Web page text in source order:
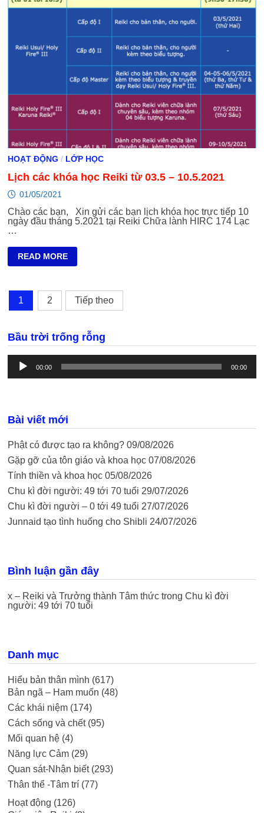
TỚI
HOẠT ĐỘNG / LỚP HỌC
Lịch các khóa học Reiki từ 03.5 – 10.5.2021
01/05/2021
Chào các bạn, Xin gửi các bạn lịch khóa học trực tiếp 10
ngày đầu tháng 5.2021 tại Reiki Chữa lành HIRC 174 Lạc
…
LỊCH
REIKI
TỪ
03.5
–
READ MORE
Phân
trang
bài
viết
1 2 Tiếp theo
Bầu trời trống rỗng
phát
âm
00:00 00:00
Bài viết mới
Phật có được tạo ra không? 09/08/2026
Gặp gỡ của tôn giáo và khoa học 07/08/2026
Tính thiền và khoa học 05/08/2026
Chu kì đời người: 49 tới 70 tuổi 29/07/2026
Chu kì đời người – 0 tới 49 tuổi 27/07/2026
Junnaid tạo tình huống cho Shibli 24/07/2026
Bình luận gần đây
x – Reiki và Trưởng thành Tâm thứctrong Chu kì đời
người: 49 tới 70 tuổi
Danh mục
Hiểu bản thân mình (617)
Bản ngã – Ham muốn (48)
Các khái niệm(174)
Cách sống và chết(95)
Mối quan hệ(4)
Năng lực Cảm(29)
Quan sát-Nhận biết(293)
Thân thể -Tâm trí(77)
Hoạt động (126)